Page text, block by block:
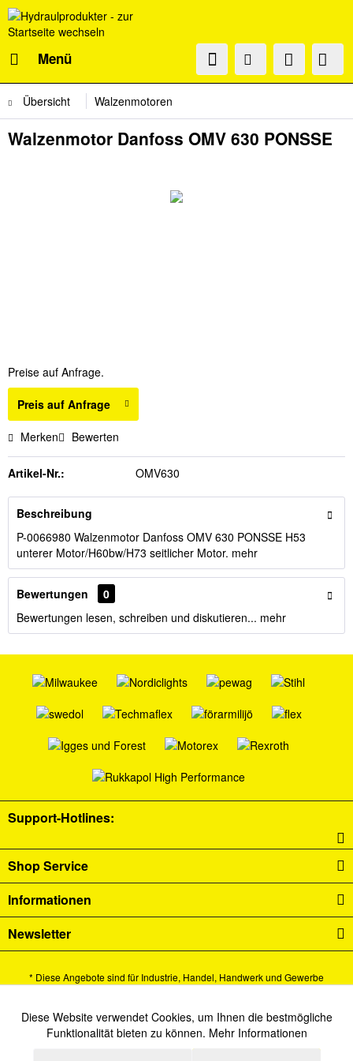
Menü
Übersicht Walzenmotoren
Walzenmotor Danfoss OMV 630 PONSSE
Preise auf Anfrage.
Preis auf Anfrage
Merken Bewerten
Artikel-Nr.: OMV630
Beschreibung
P-0066980 Walzenmotor Danfoss OMV 630 PONSSE H53
unterer Motor/H60bw/H73 seitlicher Motor. mehr
Bewertungen
0
Bewertungen lesen, schreiben und diskutieren... mehr
Support-Hotlines:
Shop Service
Informationen
Newsletter
* Diese Angebote sind für Industrie, Handel, Handwerk und Gewerbe
Alle Preise verstehen sich zzgl. Mehrwertsteuer undVersandkostenund ggf.
Nachnahmegebühren, wenn nicht anders beschrieben.
Funktionale Aktiv
Diese Website verwendet Cookies, um Ihnen die bestmögliche
Funktionalität bieten zu können. Mehr Informationen